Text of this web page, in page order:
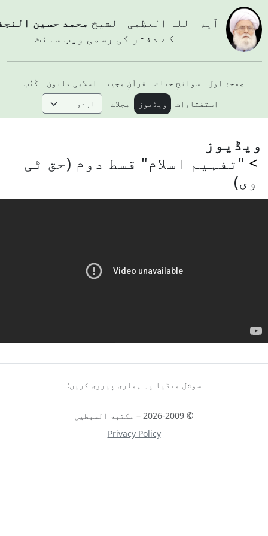
آيۃ اللہ العظمی الشيخمحمد حسین
کے دفتر کی رسمی ویب سائٹ
صفحۂ اول سوانحِ حیات قرآنِ مجید اسلامی قانون
کُتُب
استفتاءات
ویڈیوز مجلات
"تفہیم اسلام" قسط دوم (حق ٹی
وی)
سوشل میڈیا پہ ہماری پیروی کریں:
Privacy Policy